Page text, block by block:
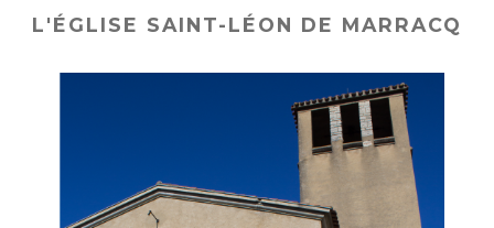
L'ÉGLISE SAINT-LÉON DE MARRACQ